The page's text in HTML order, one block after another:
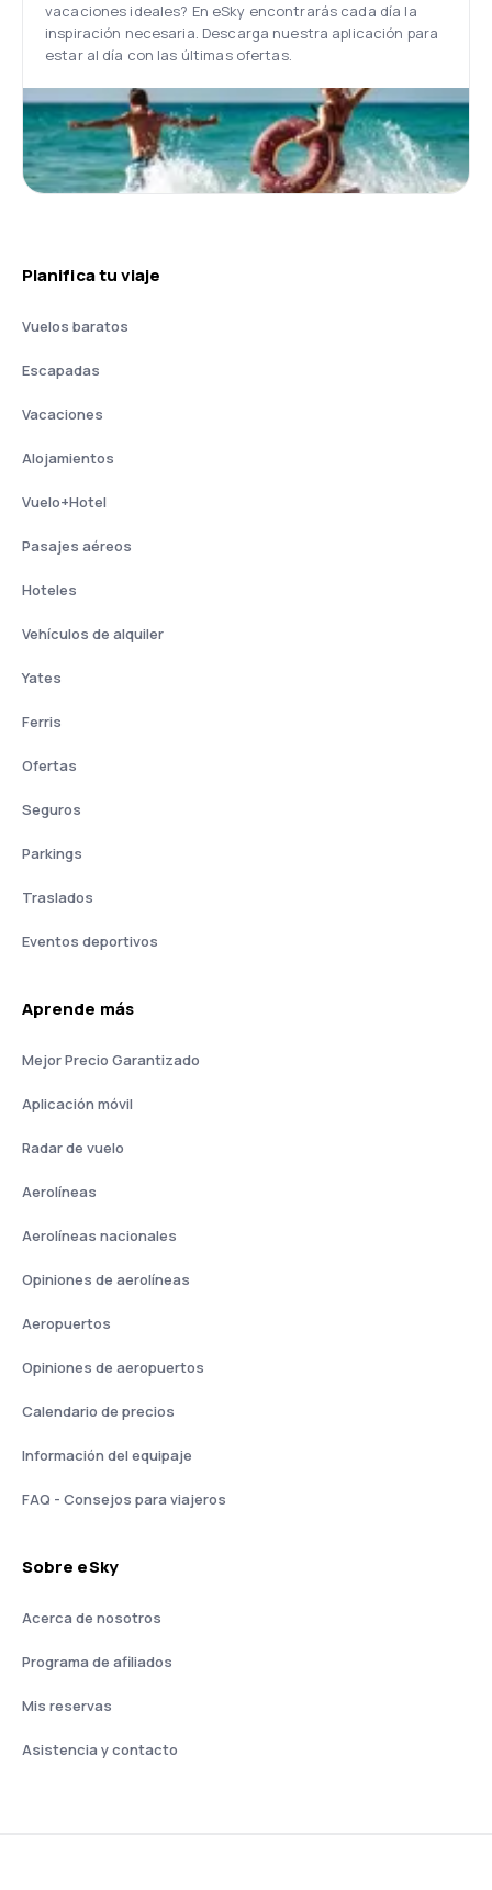
vacaciones ideales? En eSky encontrarás cada día la
inspiración necesaria. Descarga nuestra aplicación para
estar al día con las últimas ofertas.
Planifica tu viaje
Vuelos baratos
Escapadas
Vacaciones
Alojamientos
Vuelo+Hotel
Pasajes aéreos
Hoteles
Vehículos de alquiler
Yates
Ferris
Ofertas
Seguros
Parkings
Traslados
Eventos deportivos
Aprende más
Mejor Precio Garantizado
Aplicación móvil
Radar de vuelo
Aerolíneas
Aerolíneas nacionales
Opiniones de aerolíneas
Aeropuertos
Opiniones de aeropuertos
Calendario de precios
Información del equipaje
FAQ - Consejos para viajeros
Sobre eSky
Acerca de nosotros
Programa de afiliados
Mis reservas
Asistencia y contacto